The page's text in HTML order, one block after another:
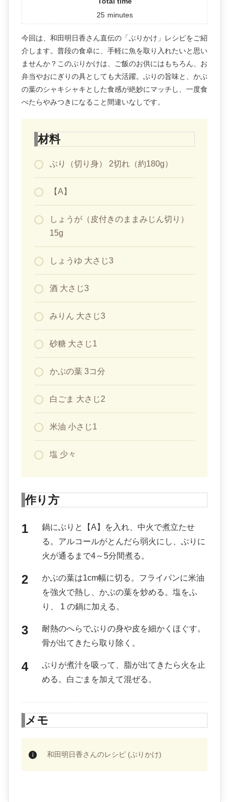
25 minutes
今回は、和田明日香さん直伝の「ぶりかけ」レシピをご紹
介します。普段の食卓に、手軽に魚を取り入れたいと思い
ませんか？このぶりかけは、ご飯のお供にはもちろん、お
弁当やおにぎりの具としても大活躍。ぶりの旨味と、かぶ
の葉のシャキシャキとした食感が絶妙にマッチし、一度食
べたらやみつきになること間違いなしです。
材料
ぶり（切り身） 2切れ（約180g）
【A】
しょうが（皮付きのままみじん切り）
15g
しょうゆ 大さじ3
酒 大さじ3
みりん 大さじ3
砂糖 大さじ1
かぶの葉 3コ分
白ごま 大さじ2
米油 小さじ1
塩 少々
作り方
鍋にぶりと【A】を入れ、中火で煮立たせ
る。アルコールがとんだら弱火にし、ぶりに
火が通るまで4～5分間煮る。
かぶの葉は1cm幅に切る。フライパンに米油
を強火で熱し、かぶの葉を炒める。塩をふ
り、 1 の鍋に加える。
耐熱のへらでぶりの身や皮を細かくほぐす。
骨が出てきたら取り除く。
ぶりが煮汁を吸って、脂が出てきたら火を止
める。白ごまを加えて混ぜる。
メモ
和田明日香さんのレシピ (ぶりかけ)